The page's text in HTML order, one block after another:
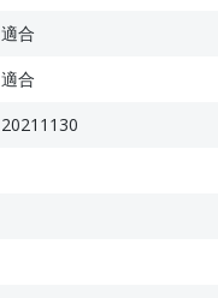
適合
適合
20211130